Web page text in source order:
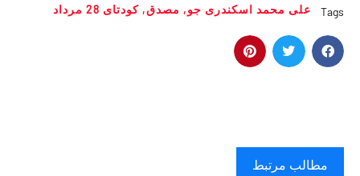
Tags علی ­محمد اسکندری­ جو, مصدق, کودتای 28 مرداد
مطالب مرتبط